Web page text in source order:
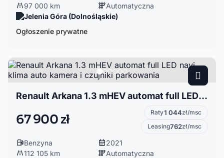
97 000 km
Automatyczna
Jelenia Góra (Dolnośląskie)
Ogłoszenie prywatne
Renault Arkana 1.3 mHEV automat full LED navi klima auto kamera i czujniki parkowania
67 900 zł Raty1 044zł/msc
Leasing762zł/msc
Benzyna
2021
112 105 km
Automatyczna